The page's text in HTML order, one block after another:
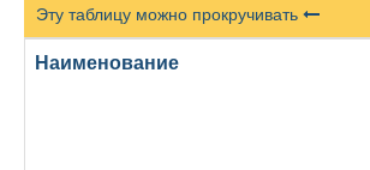
Эту таблицу можно прокручивать
Наименование